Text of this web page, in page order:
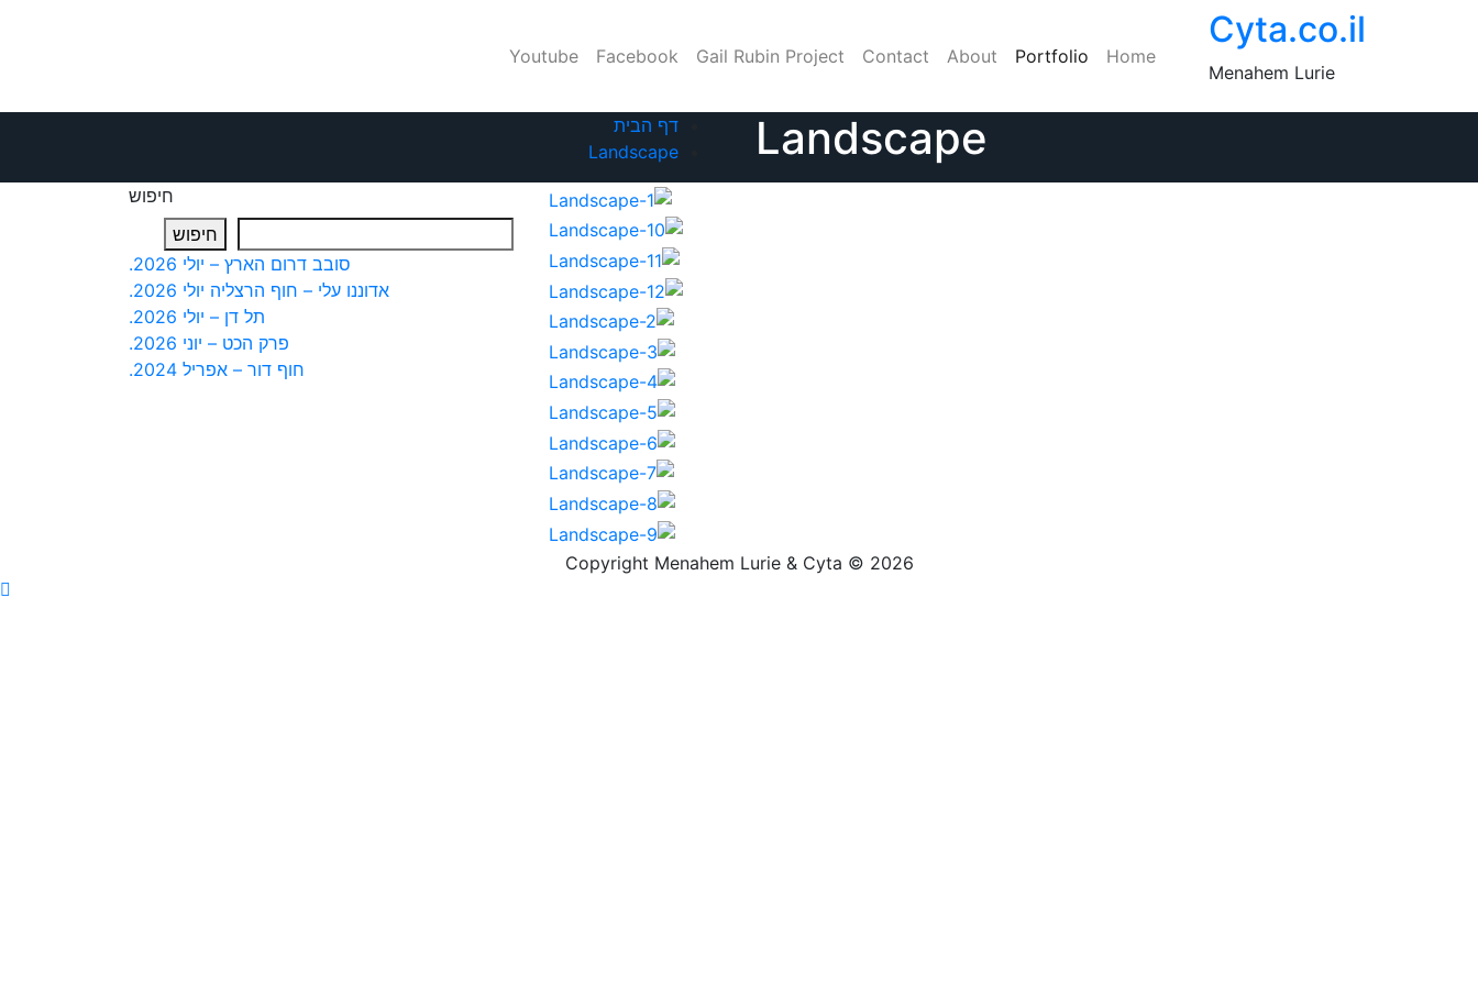
Cyta.co.il
Menahem Lurie
Home
Portfolio
About
Contact
Gail Rubin Project
Facebook
Youtube
Landscape
דף הבית
Landscape
חיפוש
חיפוש
סובב דרום הארץ – יולי 2026.
אדוננו עלי – חוף הרצליה יולי 2026.
תל דן – יולי 2026.
פרק הכט – יוני 2026.
חוף דור – אפריל 2024.
Copyright Menahem Lurie & Cyta © 2026